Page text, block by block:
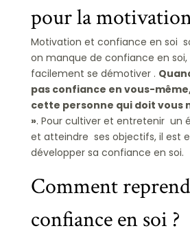
pour la
Motivation et confiance en soi
on manque de confiance en
facilement se démotiver .
pas confiance en vous-
cette personne qui doit vous
». Pour cultiver et entretenir un
et atteindre ses objectifs, il est
développer sa confiance en soi.
Comment
confiance en soi ?